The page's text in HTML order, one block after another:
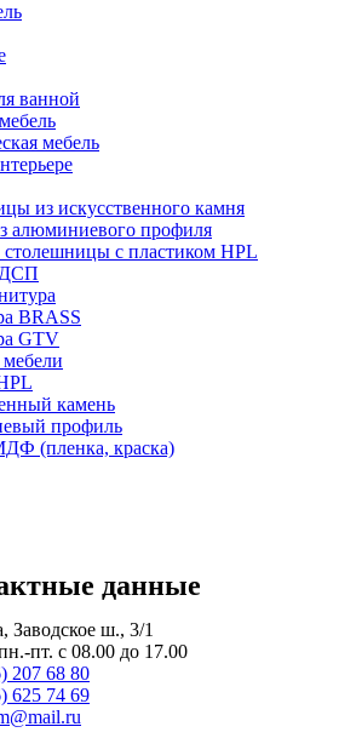
ванной
мебель
из искусственного камня
алюминиевого профиля
с пластиком HPL
BRASS
GTV
камень
профиль
(пленка, краска)
данные
Заводское ш., 3/1
пт. с 08.00 до 17.00
207 68 80
625 74 69